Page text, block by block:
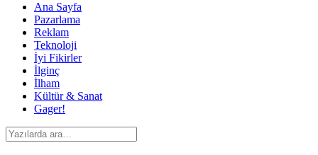
Ana Sayfa
Pazarlama
Reklam
Teknoloji
İyi Fikirler
İlginç
İlham
Kültür & Sanat
Gager!